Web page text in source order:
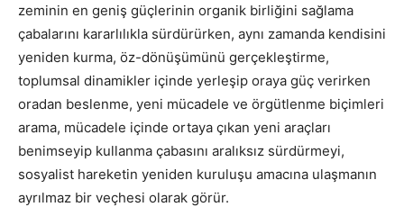
zeminin en geniş güçlerinin organik birliğini sağlama
çabalarını kararlılıkla sürdürürken, aynı zamanda kendisini
yeniden kurma, öz-dönüşümünü gerçekleştirme,
toplumsal dinamikler içinde yerleşip oraya güç verirken
oradan beslenme, yeni mücadele ve örgütlenme biçimleri
arama, mücadele içinde ortaya çıkan yeni araçları
benimseyip kullanma çabasını aralıksız sürdürmeyi,
sosyalist hareketin yeniden kuruluşu amacına ulaşmanın
ayrılmaz bir veçhesi olarak görür.